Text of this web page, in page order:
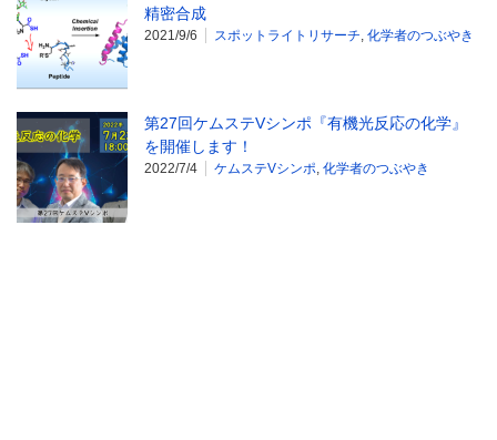
精密合成
2021/9/6 スポットライトリサーチ 化学者のつぶやき
第27回ケムステVシンポ『有機光反応の化学』
を開催します！
2022/7/4 ケムステVシンポ 化学者のつぶやき